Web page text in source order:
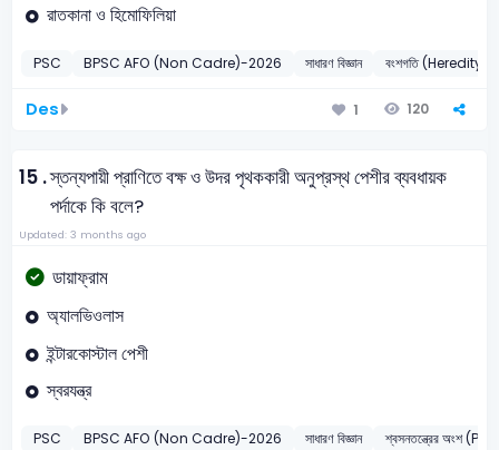
রাতকানা ও হিমোফিলিয়া
PSC BPSC AFO (Non Cadre)-2026 সাধারণ বিজ্ঞান বংশগতি (Heredity)
Des 1 120
15 .স্তন্যপায়ী প্রাণিতে বক্ষ ও উদর পৃথককারী অনুপ্রস্থ পেশীর ব্যবধায়ক
পর্দাকে কি বলে?
Updated: 3 months ago
ডায়াফ্রাম
অ্যালভিওলাস
ইন্টারকোস্টাল পেশী
স্বরযন্ত্র
PSC BPSC AFO (Non Cadre)-2026 সাধারণ বিজ্ঞান শ্বসনতন্ত্রের অংশ